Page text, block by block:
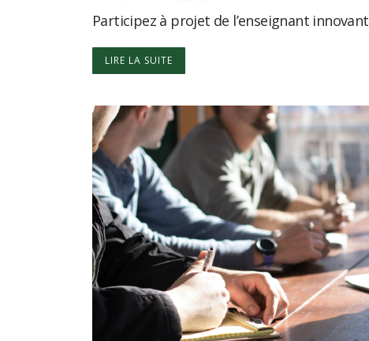
Participez à projet de l’enseignant innovant
LIRE LA SUITE